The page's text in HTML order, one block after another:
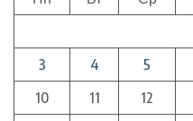
3
4 5
10
11 12